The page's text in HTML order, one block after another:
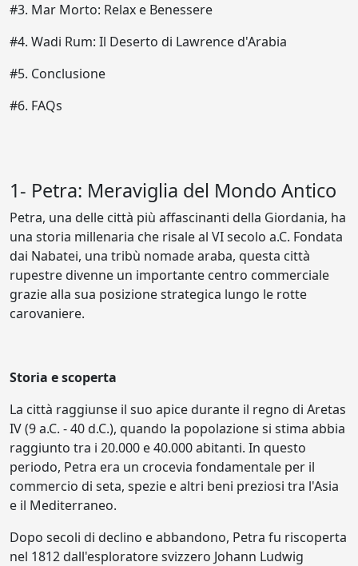
#3. Mar Morto: Relax e Benessere
#4. Wadi Rum: Il Deserto di Lawrence d'Arabia
#5. Conclusione
#6. FAQs
1- Petra: Meraviglia del Mondo Antico
Petra, una delle città più affascinanti della Giordania, ha
una storia millenaria che risale al VI secolo a.C. Fondata
dai Nabatei, una tribù nomade araba, questa città
rupestre divenne un importante centro commerciale
grazie alla sua posizione strategica lungo le rotte
carovaniere.
Storia e scoperta
La città raggiunse il suo apice durante il regno di Aretas
IV (9 a.C. - 40 d.C.), quando la popolazione si stima abbia
raggiunto tra i 20.000 e 40.000 abitanti. In questo
periodo, Petra era un crocevia fondamentale per il
commercio di seta, spezie e altri beni preziosi tra l'Asia
e il Mediterraneo.
Dopo secoli di declino e abbandono, Petra fu riscoperta
nel 1812 dall'esploratore svizzero Johann Ludwig